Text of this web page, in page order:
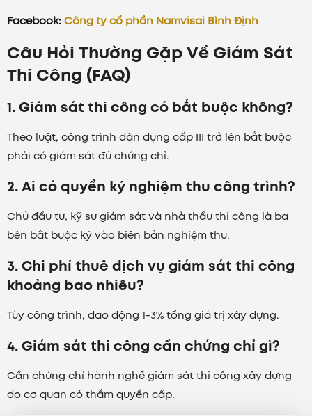
Facebook:Công ty cổ phần Namvisai Bình Định
Câu Hỏi Thường Gặp Về Giám Sát
Thi Công (FAQ)
1. Giám sát thi công có bắt buộc không?
Theo luật, công trình dân dụng cấp III trở lên bắt buộc
phải có giám sát đủ chứng chỉ.
2. Ai có quyền ký nghiệm thu công trình?
Chủ đầu tư, kỹ sư giám sát và nhà thầu thi công là ba
bên bắt buộc ký vào biên bản nghiệm thu.
3. Chi phí thuê dịch vụ giám sát thi công
khoảng bao nhiêu?
Tùy công trình, dao động 1-3% tổng giá trị xây dựng.
4. Giám sát thi công cần chứng chỉ gì?
Cần chứng chỉ hành nghề giám sát thi công xây dựng
do cơ quan có thẩm quyền cấp.